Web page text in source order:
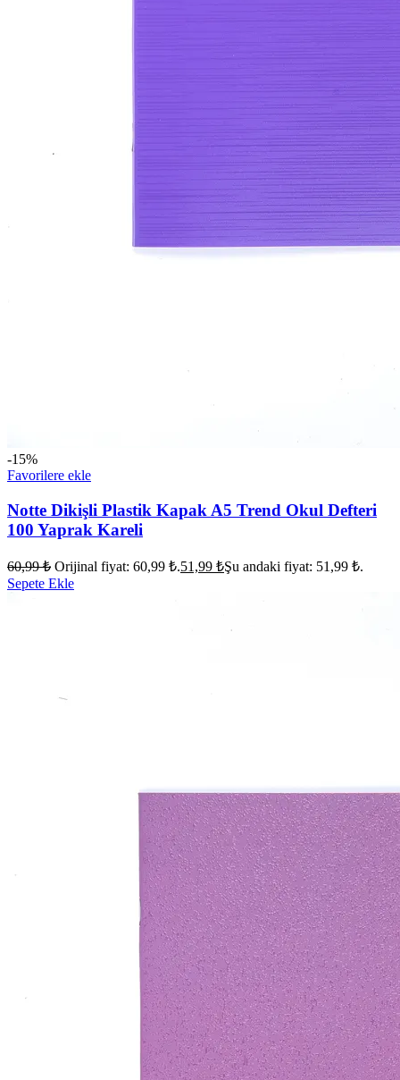
-15%
Favorilere ekle
Notte Dikişli Plastik Kapak A5 Trend Okul Defteri
100 Yaprak Kareli
60,99₺ Orijinal fiyat: 60,99 ₺.51,99 ₺Şu andaki fiyat: 51,99 ₺.
Sepete Ekle